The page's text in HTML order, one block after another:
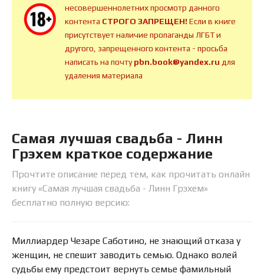
несовершеннолетних просмотр данного
контента СТРОГО ЗАПРЕЩЕН!Если в книге
присутствует наличие пропаганды ЛГБТ и
другого, запрещенного контента - просьба
написать на почтуpbn.book@yandex.ru для
удаления материала
Самая лучшая свадьба - Линн
Грэхем краткое содержание
Прочтите описание перед тем, как прочитать онлайн
книгу «Самая лучшая свадьба - Линн Грэхем»
бесплатно полную версию:
Миллиардер Чезаре Саботино, не знающий отказа у
женщин, не спешит заводить семью. Однако волей
судьбы ему предстоит вернуть семье фамильный